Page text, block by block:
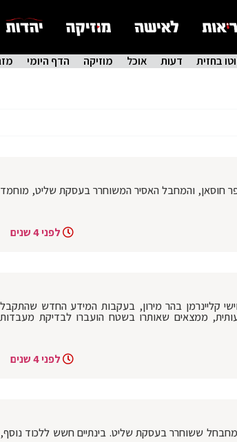
בחזית דעות אוכל מוזיקה הדף היומי
חוסאן, והמחבל האסיר המשוחרר בעסקת שליט, מוחמד
לפני 4 שנים
קליינרמן בהר מירון, בעקבות המידע החדש שהתקבל
ממצאים שאותרו בשטח הועברו לבדיקת מעבדות
לפני 4 שנים
מחבחל ששוחרר בעסקת שליט. בינתיים חשש ללכוד נוסף,